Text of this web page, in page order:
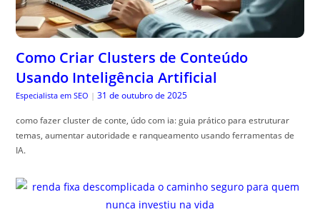
Como Criar Clusters de Conteúdo
Usando Inteligência Artificial
Especialista em SEO | 31 de outubro de 2025
como fazer cluster de conte, údo com ia: guia prático para estruturar
temas, aumentar autoridade e ranqueamento usando ferramentas de
IA.